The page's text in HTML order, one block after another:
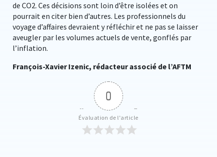
de CO2. Ces décisions sont loin d’être isolées et on
pourrait en citer bien d’autres. Les professionnels du
voyage d’affaires devraient y réfléchir et ne pas se laisser
aveugler par les volumes actuels de vente, gonflés par
l’inflation.
François-Xavier Izenic, rédacteur associé de l’AFTM
0
Évaluation de l'article